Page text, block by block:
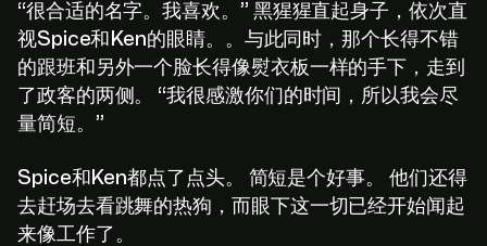
“很合适的名字。我喜欢。” 黑猩猩直起身子，依次直
视Spice和Ken的眼睛。。与此同时，那个长得不错
的跟班和另外一个脸长得像熨衣板一样的手下，走到
了政客的两侧。 “我很感激你们的时间，所以我会尽
量简短。”
Spice和Ken都点了点头。 简短是个好事。 他们还得
去赶场去看跳舞的热狗，而眼下这一切已经开始闻起
来像工作了。